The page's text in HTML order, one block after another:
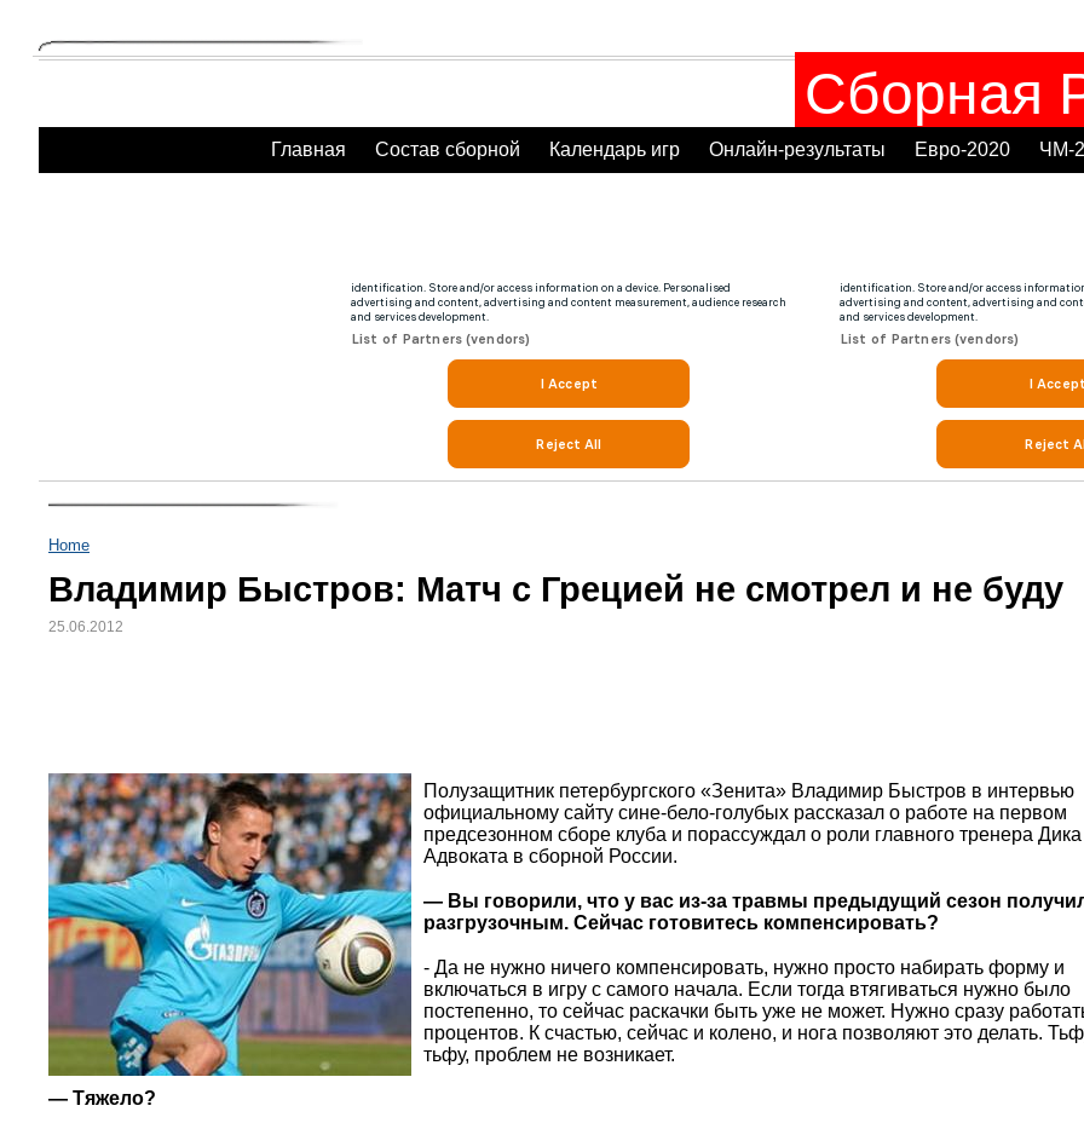
Сборная
Главная Состав сборной Календарь игр Онлайн-результаты Евро-2020 ЧМ-
Home
Владимир Быстров: Матч с Грецией не смотрел и не буду
25.06.2012
Полузащитник петербургского «Зенита» Владимир Быстров в интервью
официальному сайту сине-бело-голубых рассказал о работе на первом
предсезонном сборе клуба и порассуждал о роли главного тренера Дика
Адвоката в сборной России.
— Вы говорили, что у вас из-за травмы предыдущий сезон
разгрузочным. Сейчас готовитесь компенсировать?
- Да не нужно ничего компенсировать, нужно просто набирать форму и
включаться в игру с самого начала. Если тогда втягиваться нужно было
постепенно, то сейчас раскачки быть уже не может. Нужно сразу
процентов. К счастью, сейчас и колено, и нога позволяют это делать.
тьфу, проблем не возникает.
— Тяжело?